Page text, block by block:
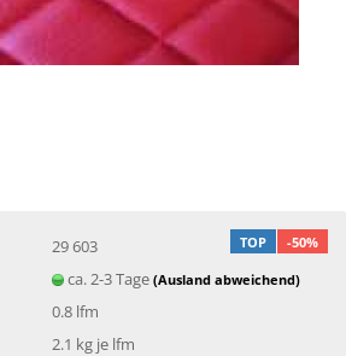
TOP -50%
29 603
ca. 2-3 Tage(Ausland abweichend)
0.8 lfm
2.1 kg je lfm